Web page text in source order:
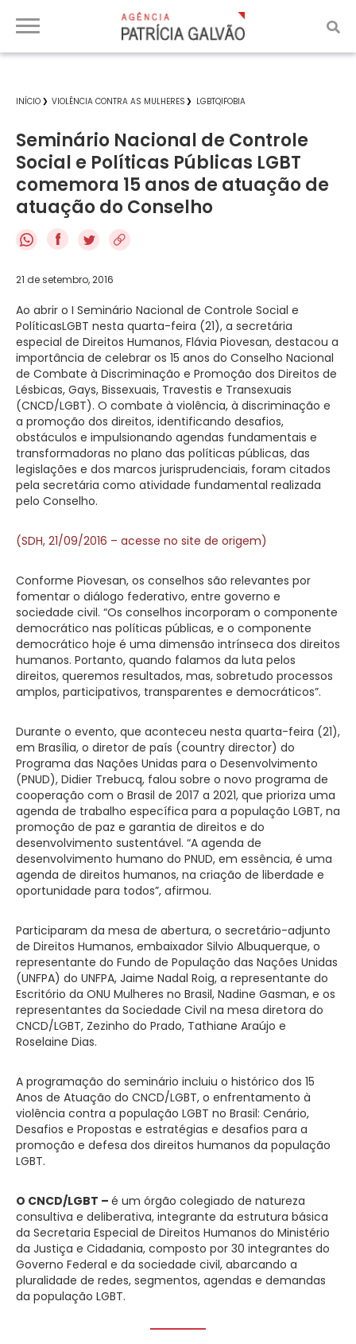
INÍCIO VIOLÊNCIA CONTRA AS MULHERES LGBTQIFOBIA
Seminário Nacional de Controle
Social e Políticas Públicas LGBT
comemora 15 anos de atuação de
atuação do Conselho
f
21 de setembro, 2016
Ao abrir o I Seminário Nacional de Controle Social e
PolíticasLGBT nesta quarta-feira (21), a secretária
especial de Direitos Humanos, Flávia Piovesan, destacou a
importância de celebrar os 15 anos do Conselho Nacional
de Combate à Discriminação e Promoção dos Direitos de
Lésbicas, Gays, Bissexuais, Travestis e Transexuais
(CNCD/LGBT). O combate à violência, à discriminação e
a promoção dos direitos, identificando desafios,
obstáculos e impulsionando agendas fundamentais e
transformadoras no plano das políticas públicas, das
legislações e dos marcos jurisprudenciais, foram citados
pela secretária como atividade fundamental realizada
pelo Conselho.
(SDH, 21/09/2016 – acesse no site de origem)
Conforme Piovesan, os conselhos são relevantes por
fomentar o diálogo federativo, entre governo e
sociedade civil. “Os conselhos incorporam o componente
democrático nas políticas públicas, e o componente
democrático hoje é uma dimensão intrínseca dos direitos
humanos. Portanto, quando falamos da luta pelos
direitos, queremos resultados, mas, sobretudo processos
amplos, participativos, transparentes e democráticos”.
Durante o evento, que aconteceu nesta quarta-feira (21),
em Brasília, o diretor de país (country director) do
Programa das Nações Unidas para o Desenvolvimento
(PNUD), Didier Trebucq, falou sobre o novo programa de
cooperação com o Brasil de 2017 a 2021, que prioriza uma
agenda de trabalho específica para a população LGBT, na
promoção de paz e garantia de direitos e do
desenvolvimento sustentável. “A agenda de
desenvolvimento humano do PNUD, em essência, é uma
agenda de direitos humanos, na criação de liberdade e
oportunidade para todos”, afirmou.
Participaram da mesa de abertura, o secretário-adjunto
de Direitos Humanos, embaixador Silvio Albuquerque, o
representante do Fundo de População das Nações Unidas
(UNFPA) do UNFPA, Jaime Nadal Roig, a representante do
Escritório da ONU Mulheres no Brasil, Nadine Gasman, e os
representantes da Sociedade Civil na mesa diretora do
CNCD/LGBT, Zezinho do Prado, Tathiane Araújo e
Roselaine Dias.
A programação do seminário incluiu o histórico dos 15
Anos de Atuação do CNCD/LGBT, o enfrentamento à
violência contra a população LGBT no Brasil: Cenário,
Desafios e Propostas e estratégias e desafios para a
promoção e defesa dos direitos humanos da população
LGBT.
O CNCD/LGBT – é um órgão colegiado de natureza
consultiva e deliberativa, integrante da estrutura básica
da Secretaria Especial de Direitos Humanos do Ministério
da Justiça e Cidadania, composto por 30 integrantes do
Governo Federal e da sociedade civil, abarcando a
pluralidade de redes, segmentos, agendas e demandas
da população LGBT.